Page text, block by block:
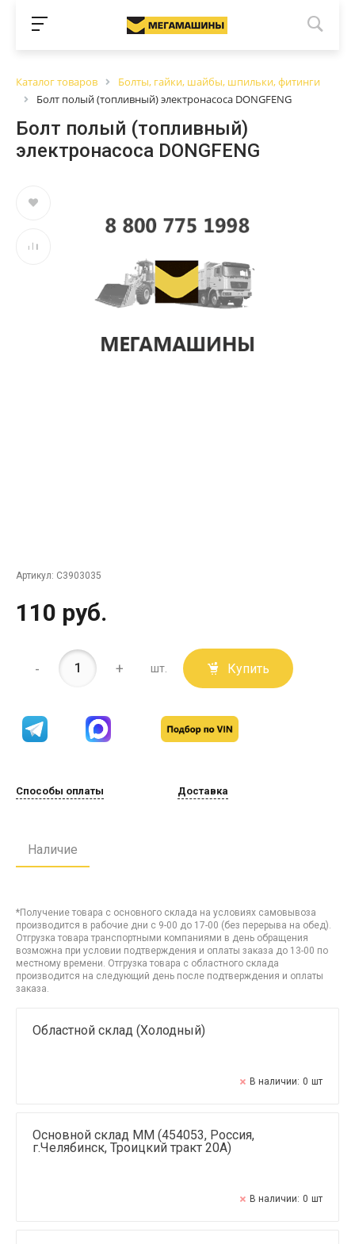
Каталог товаров
Болты, гайки, шайбы, шпильки, фитинги
Болт полый (топливный) электронасоса DONGFENG
Болт полый (топливный)
электронасоса DONGFENG
Артикул: C3903035
110 руб.
- + шт. Купить
Способы оплаты Доставка
Наличие
*Получение товара с основного склада на условиях самовывоза
производится в рабочие дни с 9-00 до 17-00 (без перерыва на обед).
Отгрузка товара транспортными компаниями в день обращения
возможна при условии подтверждения и оплаты заказа до 13-00 по
местному времени. Отгрузка товара с областного склада
производится на следующий день после подтверждения и оплаты
заказа.
Областной склад (Холодный)
В наличии: 0 шт
Основной склад ММ (454053, Россия,
г.Челябинск, Троицкий тракт 20А)
В наличии: 0 шт